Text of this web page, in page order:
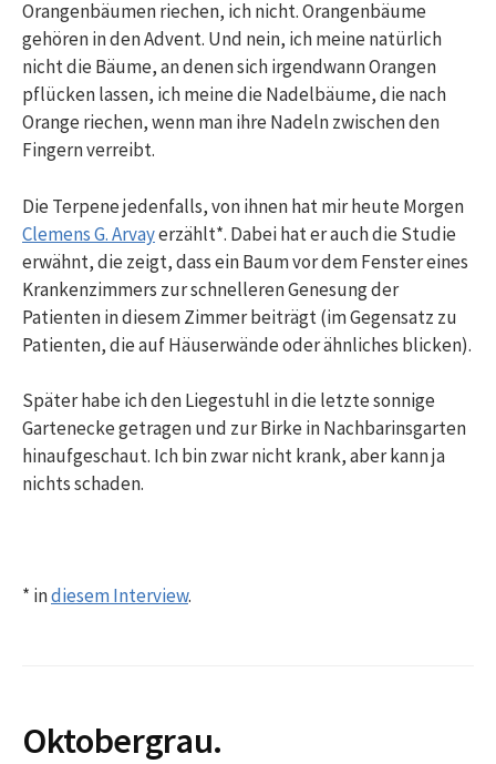
Orangenbäumen riechen, ich nicht. Orangenbäume
gehören in den Advent. Und nein, ich meine natürlich
nicht die Bäume, an denen sich irgendwann Orangen
pflücken lassen, ich meine die Nadelbäume, die nach
Orange riechen, wenn man ihre Nadeln zwischen den
Fingern verreibt.
Die Terpene jedenfalls, von ihnen hat mir heute Morgen
Clemens G. Arvayerzählt*. Dabei hat er auch die Studie
erwähnt, die zeigt, dass ein Baum vor dem Fenster eines
Krankenzimmers zur schnelleren Genesung der
Patienten in diesem Zimmer beiträgt (im Gegensatz zu
Patienten, die auf Häuserwände oder ähnliches blicken).
Später habe ich den Liegestuhl in die letzte sonnige
Gartenecke getragen und zur Birke in Nachbarinsgarten
hinaufgeschaut. Ich bin zwar nicht krank, aber kann ja
nichts schaden.
* indiesem Interview.
Oktobergrau.